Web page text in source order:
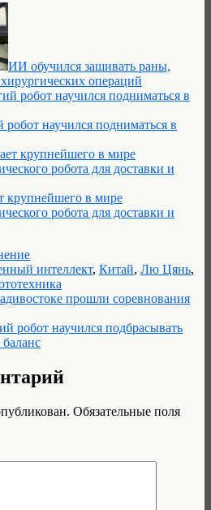
ИИ обучился зашивать раны,
операций
научился подниматься в
крупнейшего в мире
робота для доставки и
интеллект, Китай, Лю Цянь,
прошли соревнования
робот научился подбрасывать
Обязательные поля